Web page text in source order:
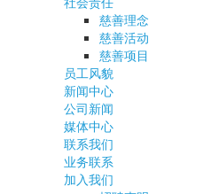
慈善理念
慈善活动
慈善项目
员工风貌
新闻中心
公司新闻
媒体中心
联系我们
业务联系
加入我们